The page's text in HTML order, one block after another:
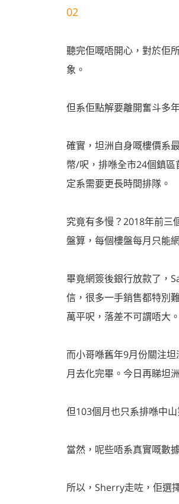
02
聽完佢嘅唔開心，對於佢
象。
但系佢點解要離開奮斗多
確實，坦洲自身嘅樓價系
幣/呎，排喺全市24個鎮
定系需要更長時間排隊。
究竟有多慢？2018年前三
盤算，每個樓盤每月只能
畢竟網簽後銀行放款了，
信，很多一手銷售都特別
萬平呎，落差不可謂唔大。
而小哥喺舊年9月份關注
月去化完畢。今日再睇坦
但103個月也只系排喺中
當然，呢些唔系真實嘅數
所以，Sherry走咗，佢選